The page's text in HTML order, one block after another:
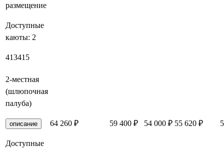
размещение
Доступные
каюты: 2
413415
2-местная
(шлюпочная
палуба)
описание
Доступные
64 260 ₽ 59 400 ₽ 54 000 ₽ 55 620 ₽